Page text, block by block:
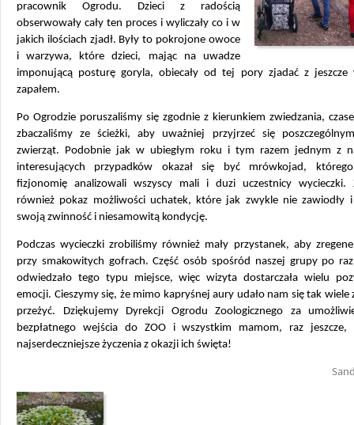
pracownik Ogrodu. Dzieci z radością
obserwowały cały ten proces i wyliczały co i w
jakich ilościach zjadł. Były to pokrojone owoce
i warzywa, które dzieci, mając na uwadze
imponującą posturę goryla, obiecały od tej pory zjadać z jeszcze
zapałem.
Po Ogrodzie poruszaliśmy się zgodnie z kierunkiem zwiedzania,
zbaczaliśmy ze ścieżki, aby uważniej przyjrzeć się
zwierząt. Podobnie jak w ubiegłym roku i tym razem jednym z
interesujących przypadków okazał się być mrówkojad,
fizjonomię analizowali wszyscy mali i duzi uczestnicy wycieczki.
również pokaz możliwości uchatek, które jak zwykle nie zawiodły i
swoją zwinność i niesamowitą kondycję.
Podczas wycieczki zrobiliśmy również mały przystanek, aby
przy smakowitych gofrach. Część osób spośród naszej grupy po
odwiedzało tego typu miejsce, więc wizyta dostarczała wielu
emocji. Cieszymy się, że mimo kapryśnej aury udało nam się tak wiele
przeżyć. Dziękujemy Dyrekcji Ogrodu Zoologicznego za
bezpłatnego wejścia do ZOO i wszystkim mamom, raz jeszcze,
najserdeczniejsze życzenia z okazji ich święta!